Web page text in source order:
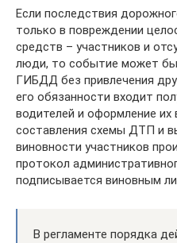
Если последствия
только в повреждении
средств – участников и
люди, то событие может
ГИБДД без привлечения
его обязанности входит
водителей и оформление
составления схемы ДТП и
виновности участников
протокол
подписывается виновным
В регламенте порядка